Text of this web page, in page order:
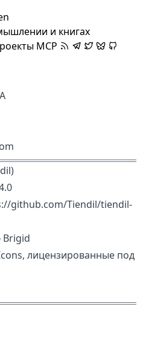
и книгах
MCP
github.com/Tiendil/tiendil-
Brigid
, лицензированные под